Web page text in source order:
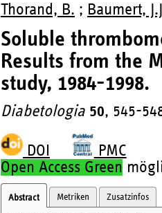
Thorand, B. ; Baumert,
Soluble
Results from the
study, 1984-1998.
Diabetologia 50, 545-
DOI
PMC
Open Access Green
Abstract Metriken Zusatzinfos